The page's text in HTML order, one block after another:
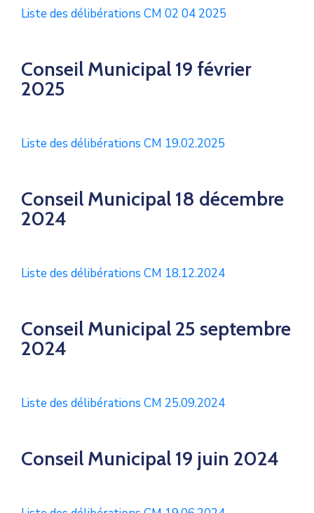
Liste des délibérations CM 02 04 2025
Conseil Municipal 19 février
2025
Liste des délibérations CM 19.02.2025
Conseil Municipal 18 décembre
2024
Liste des délibérations CM 18.12.2024
Conseil Municipal 25 septembre
2024
Liste des délibérations CM 25.09.2024
Conseil Municipal 19 juin 2024